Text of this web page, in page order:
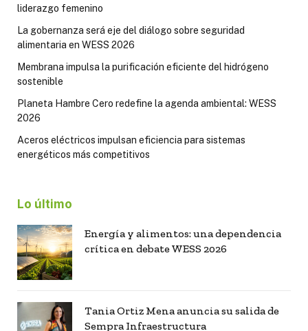
liderazgo femenino
La gobernanza será eje del diálogo sobre seguridad
alimentaria en WESS 2026
Membrana impulsa la purificación eficiente del hidrógeno
sostenible
Planeta Hambre Cero redefine la agenda ambiental: WESS
2026
Aceros eléctricos impulsan eficiencia para sistemas
energéticos más competitivos
Lo último
Energía y alimentos: una dependencia
crítica en debate WESS 2026
Tania Ortiz Mena anuncia su salida de
Sempra Infraestructura